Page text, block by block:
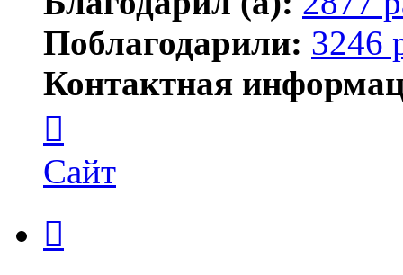
Поблагодарили: 3246
Контактная
пользователя
Maks42
Сайт